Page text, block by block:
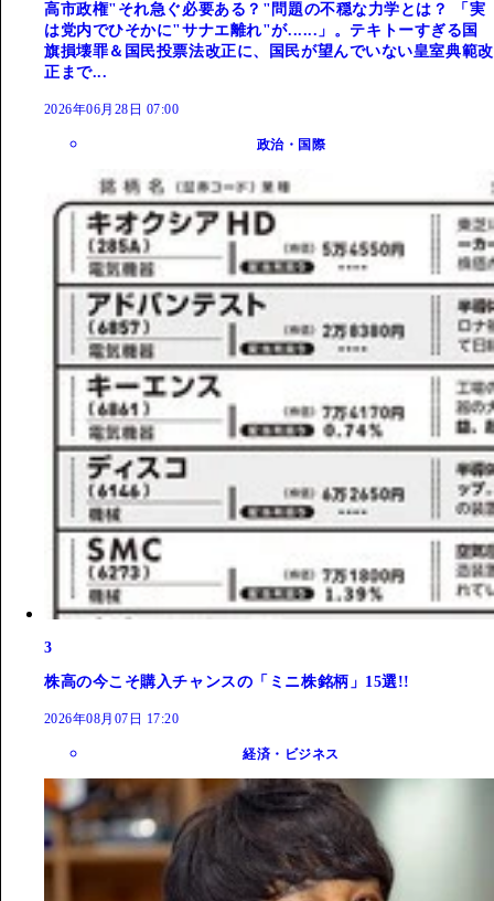
高市政権"それ急ぐ必要ある？"問題の不穏な力学とは？ 「実
は党内でひそかに"サナエ離れ"が......」。テキトーすぎる国
旗損壊罪＆国民投票法改正に、国民が望んでいない皇室典範改
正まで...
2026年06月28日 07:00
政治・国際
3
株高の今こそ購入チャンスの「ミニ株銘柄」15選!!
2026年08月07日 17:20
経済・ビジネス